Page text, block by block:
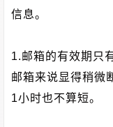
信息。
1.邮箱的有效期只
邮箱来说显得稍微
1小时也不算短。